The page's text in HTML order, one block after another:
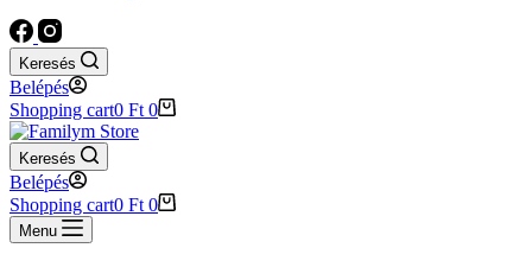
Keresés
Belépés
Shopping cart0 Ft 0
Keresés
Belépés
Shopping cart0 Ft 0
Menu